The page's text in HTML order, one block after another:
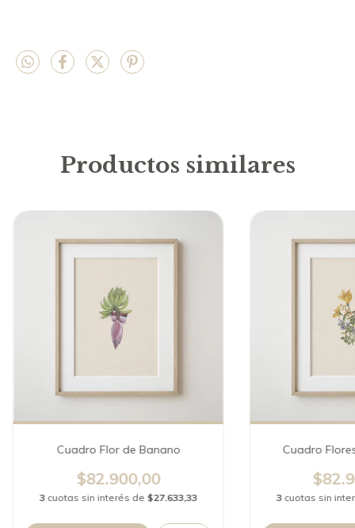
Productos similares
Cuadro Flor de Banano
$82.900,00
3 cuotas sin interés de $27.633,33
Cuadro
3 cuotas sin